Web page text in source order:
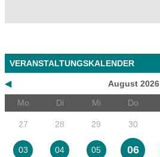
VERANSTALTUNGSKALENDER
◀
August 2026
Mo
Di Mi Do
27 28 29 30
03 04 05 06